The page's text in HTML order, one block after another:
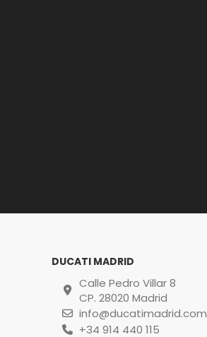
DUCATI MADRID
Calle Pedro Villar 8
CP. 28020 Madrid
info@ducatimadrid.com
+34 914 440 115